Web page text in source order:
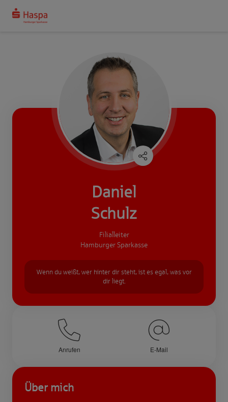
Daniel
Schulz
Filialleiter
Hamburger Sparkasse
Wenn du weißt, wer hinter dir steht, ist es egal, was vor
dir liegt.
Anrufen E-Mail
Über mich